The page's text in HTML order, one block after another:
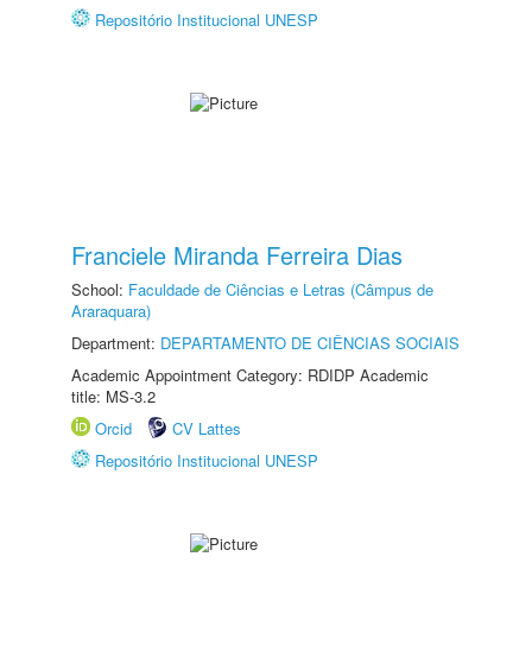
Repositório Institucional UNESP
Franciele Miranda Ferreira Dias
School: Faculdade de Ciências e Letras (Câmpus de
Araraquara)
Department: DEPARTAMENTO DE CIÊNCIAS SOCIAIS
Academic Appointment Category: RDIDP Academic
title: MS-3.2
Orcid
CV Lattes
Repositório Institucional UNESP